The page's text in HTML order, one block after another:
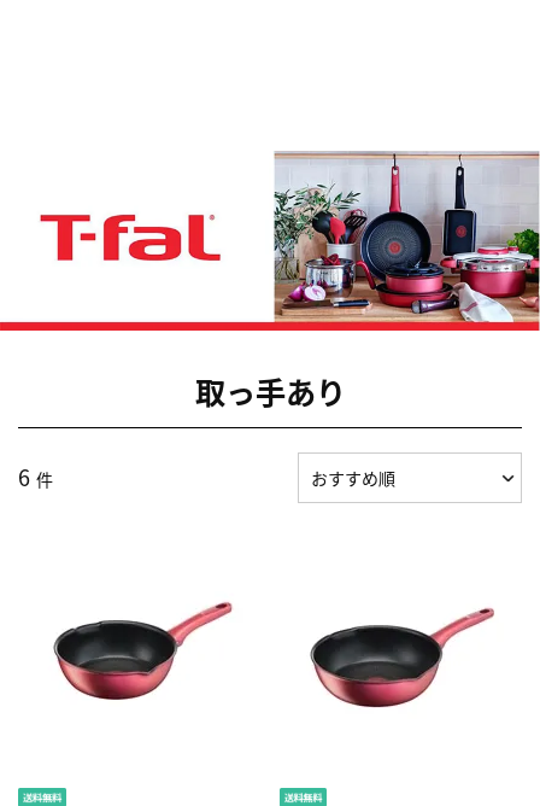
取っ手あり
6 件